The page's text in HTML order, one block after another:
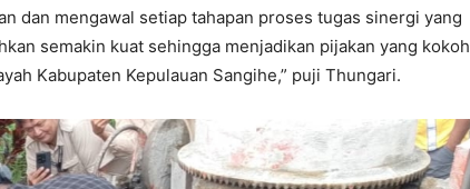
dan mengawal setiap tahapan proses tugas sinergi yang
semakin kuat sehingga menjadikan pijakan yang kokoh
Kabupaten Kepulauan Sangihe,” puji Thungari.